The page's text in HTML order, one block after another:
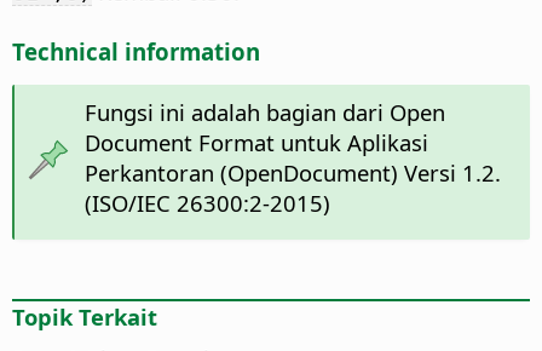
Technical information
Fungsi ini adalah bagian dari Open
Document Format untuk Aplikasi
Perkantoran (OpenDocument) Versi 1.2.
(ISO/IEC 26300:2-2015)
Topik Terkait